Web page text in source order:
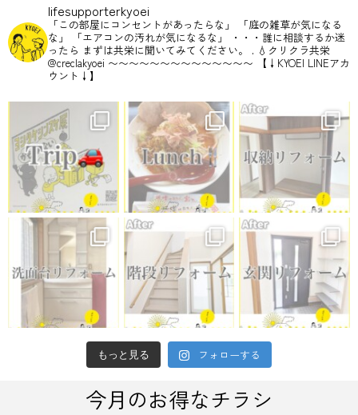
lifesupporterkyoei
「この部屋にコンセントがあったらな」
「庭の雑草が気になる
な」
「エアコンの汚れが気になるな」
・・・誰に相談するか迷
ったら まずは共栄に聞いてみてください。 . 💧クリクラ共栄
@creclakyoei 〜〜〜〜〜〜〜〜〜〜〜〜〜〜 【↓KYOEI LINEアカ
ウント↓】
もっと見る フォローする
今月のお得なチラシ